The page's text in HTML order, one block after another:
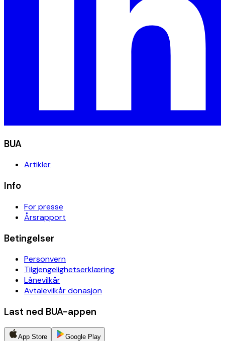
BUA
Artikler
Info
For presse
Årsrapport
Betingelser
Personvern
Tilgjengelighetserklæring
Lånevilkår
Avtalevilkår donasjon
Last ned BUA-appen
App Store Google Play